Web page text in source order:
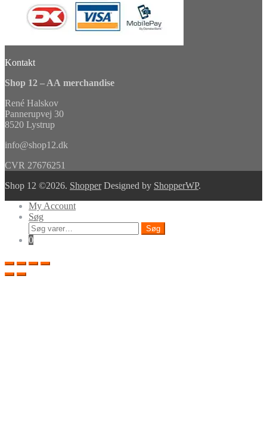
Kontakt
Shop 12 – AA merchandise
René Halskov
Pannerupvej 30
8520 Lystrup
info@shop12.dk
CVR 27676251
Shop 12 ©2026. ShopperDesigned by ShopperWP.
My Account
Søg
Søg
efter:
Søg
0